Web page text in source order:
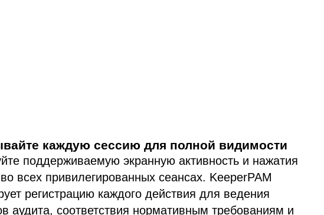
каждую сессию для полной видимости
поддерживаемую экранную активность и нажатия
всех привилегированных сеансах. KeeperPAM
регистрацию каждого действия для ведения
аудита, соответствия нормативным требованиям и